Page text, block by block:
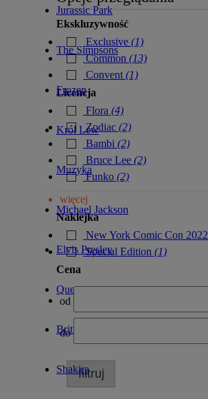
Jurassic Park
The Simpsons
Frozen
Król Lew
Muzyka
Michael Jackson
Elvis Presley
Queen
Britney Spears
Shakira
Ekskluzywność
Exclusive (1)
Common (13)
Convent (1)
Licencja
Flora (4)
Zodiac (2)
Bambi (2)
Bruce Lee (2)
Funko (2)
więcej
Naklejka
New York Comic Con 2022
Special Edition (1)
Cena
od
do
filtruj